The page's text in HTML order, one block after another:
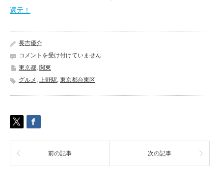
還元！
長吉優介
ス
シ
ー
《東
京
東
区》
コメントを受け付けていません
東京都, 関東
グルメ , 上野駅, 東京都台東区
前の記事 次の記事